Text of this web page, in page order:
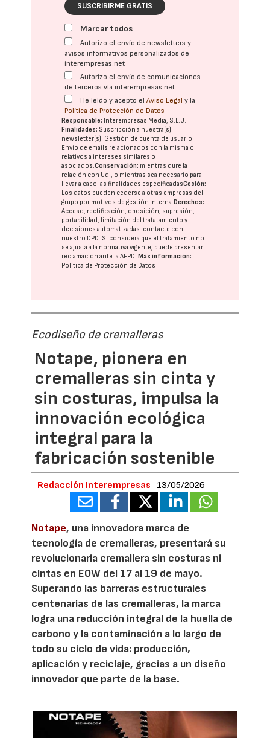
SUSCRIBIRME GRATIS
Marcar todos
Autorizo el envío de newsletters y
avisos informativos personalizados de
interempresas.net
Autorizo el envío de comunicaciones
de terceros vía interempresas.net
He leído y acepto elAviso Legal y la
Política de Protección de Datos
Responsable: Interempresas Media, S.L.U.
Finalidades: Suscripción a nuestra(s)
newsletter(s). Gestión de cuenta de usuario.
Envío de emails relacionados con la misma o
relativos a intereses similares o
asociados.Conservación: mientras dure la
relación con Ud., o mientras sea necesario para
llevar a cabo las finalidades especificadasCesión:
Los datos pueden cederse a otras empresas del
grupo por motivos de gestión interna.Derechos:
Acceso, rectificación, oposición, supresión,
portabilidad, limitación del tratatamiento y
decisiones automatizadas: contacte con
nuestro DPD. Si considera que el tratamiento no
se ajusta a la normativa vigente, puede presentar
reclamación ante laAEPD.Más información:
Política de Protección de Datos
Ecodiseño de cremalleras
Notape, pionera en
cremalleras sin cinta y
sin costuras, impulsa la
innovación ecológica
integral para la
fabricación sostenible
Redacción Interempresas 13/05/2026
Notape, una innovadora marca de
tecnología de cremalleras, presentará su
revolucionaria cremallera sin costuras ni
cintas en EOW del 17 al 19 de mayo.
Superando las barreras estructurales
centenarias de las cremalleras, la marca
logra una reducción integral de la huella de
carbono y la contaminación a lo largo de
todo su ciclo de vida: producción,
aplicación y reciclaje, gracias a un diseño
innovador que parte de la base.